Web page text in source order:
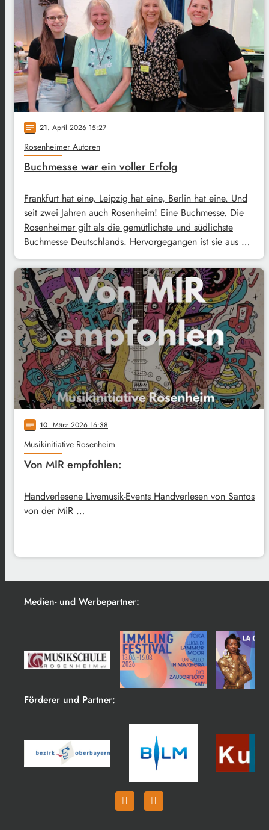
notes 21. April 2026 15:27
Rosenheimer Autoren
Buchmesse war ein voller Erfolg
Frankfurt hat eine, Leipzig hat eine, Berlin hat eine. Und
seit zwei Jahren auch Rosenheim! Eine Buchmesse. Die
Rosenheimer gilt als die gemütlichste und südlichste
Buchmesse Deutschlands. Hervorgegangen ist sie aus …
notes 10. März 2026 16:38
Musikinitiative Rosenheim
Von MIR empfohlen:
Handverlesene Livemusik-Events Handverlesen von Santos
von der MiR …
Medien- und Werbepartner:
Förderer und Partner: